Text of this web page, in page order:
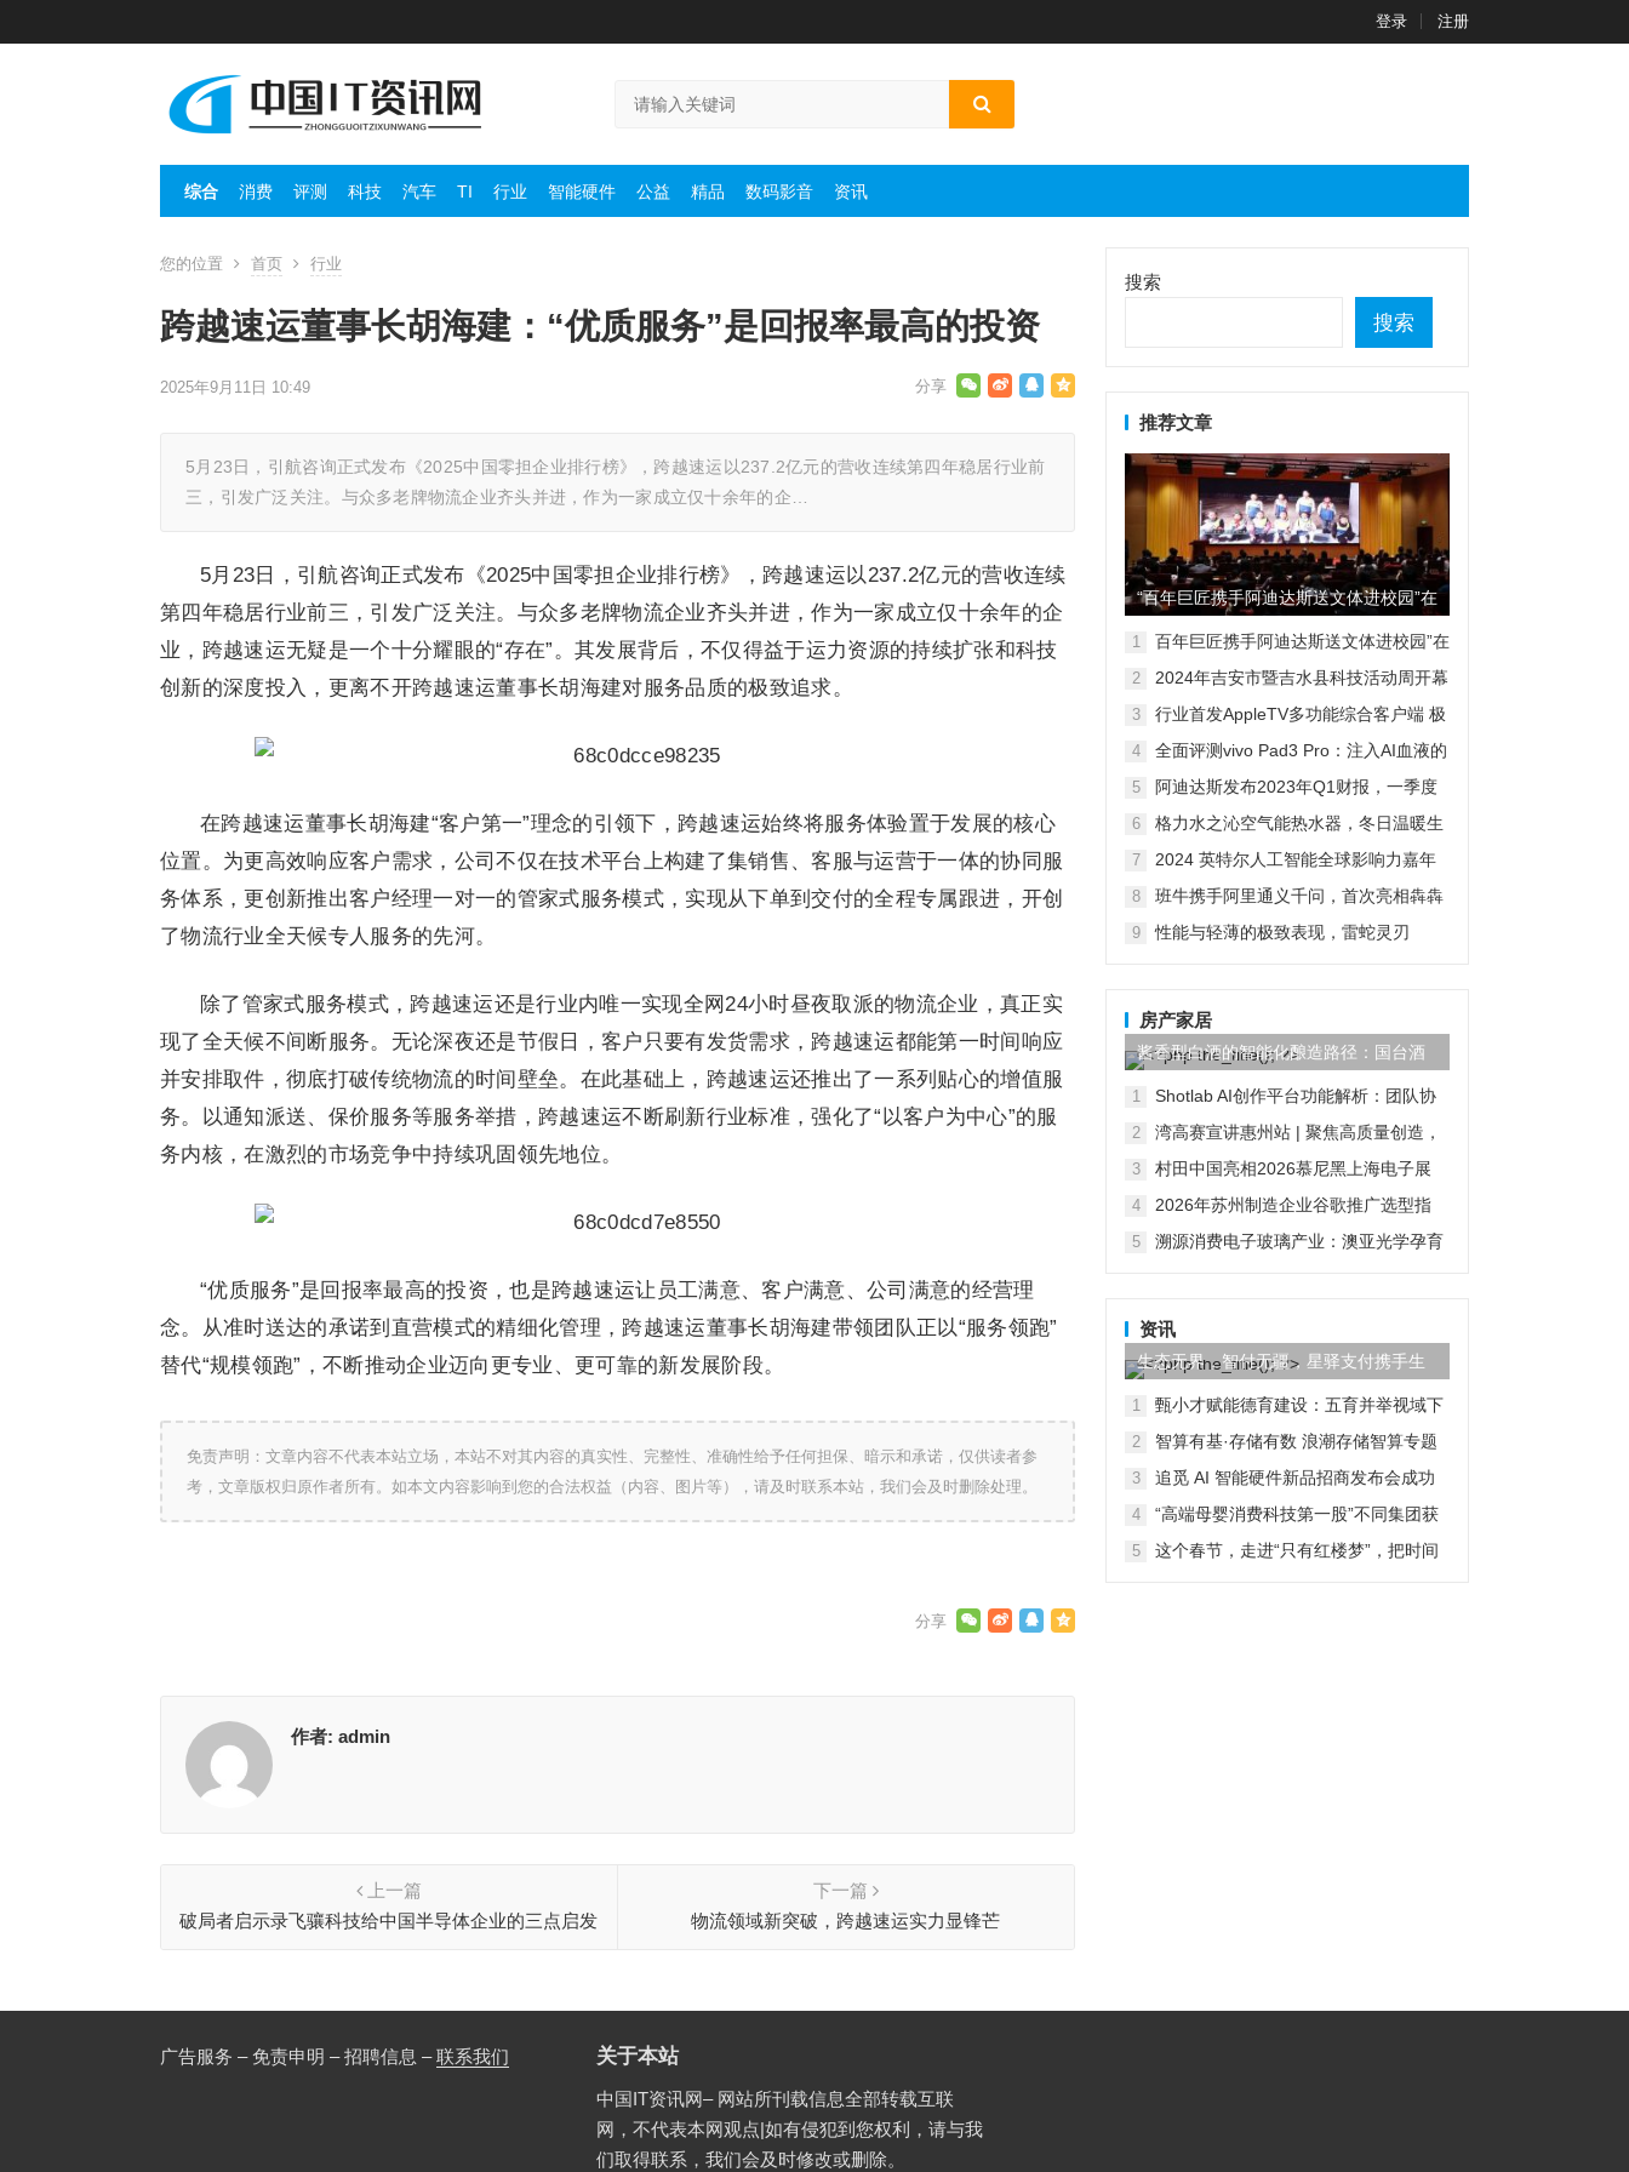
登录 注册
综合 消费 评测 科技 汽车 TI 行业 智能硬件 公益 精品 数码影音 资讯
您的位置 首页 行业
跨越速运董事长胡海建：“优质服务”是回报率最高的投资
2025年9月11日 10:49
5月23日，引航咨询正式发布《2025中国零担企业排行榜》，跨越速运以237.2亿元的营收连续第四年稳居行业前
三，引发广泛关注。与众多老牌物流企业齐头并进，作为一家成立仅十余年的企…
5月23日，引航咨询正式发布《2025中国零担企业排行榜》，跨越速运以237.2亿元的营收连续
第四年稳居行业前三，引发广泛关注。与众多老牌物流企业齐头并进，作为一家成立仅十余年的企
业，跨越速运无疑是一个十分耀眼的“存在”。其发展背后，不仅得益于运力资源的持续扩张和科技
创新的深度投入，更离不开跨越速运董事长胡海建对服务品质的极致追求。
在跨越速运董事长胡海建“客户第一”理念的引领下，跨越速运始终将服务体验置于发展的核心
位置。为更高效响应客户需求，公司不仅在技术平台上构建了集销售、客服与运营于一体的协同服
务体系，更创新推出客户经理一对一的管家式服务模式，实现从下单到交付的全程专属跟进，开创
了物流行业全天候专人服务的先河。
除了管家式服务模式，跨越速运还是行业内唯一实现全网24小时昼夜取派的物流企业，真正实
现了全天候不间断服务。无论深夜还是节假日，客户只要有发货需求，跨越速运都能第一时间响应
并安排取件，彻底打破传统物流的时间壁垒。在此基础上，跨越速运还推出了一系列贴心的增值服
务。以通知派送、保价服务等服务举措，跨越速运不断刷新行业标准，强化了“以客户为中心”的服
务内核，在激烈的市场竞争中持续巩固领先地位。
“优质服务”是回报率最高的投资，也是跨越速运让员工满意、客户满意、公司满意的经营理
念。从准时送达的承诺到直营模式的精细化管理，跨越速运董事长胡海建带领团队正以“服务领跑”
替代“规模领跑”，不断推动企业迈向更专业、更可靠的新发展阶段。
免责声明：文章内容不代表本站立场，本站不对其内容的真实性、完整性、准确性给予任何担保、暗示和承诺，仅供读者参
考，文章版权归原作者所有。如本文内容影响到您的合法权益（内容、图片等），请及时联系本站，我们会及时删除处理。
作者: admin
上一篇
破局者启示录飞骧科技给中国半导体企业的三点启发
下一篇
物流领域新突破，跨越速运实力显锋芒
搜索
搜索
推荐文章
“百年巨匠携手阿迪达斯送文体进校园”在
京启动
1
百年巨匠携手阿迪达斯送文体进校园”在
2
2024年吉安市暨吉水县科技活动周开幕
3
行业首发AppleTV多功能综合客户端 极
4
全面评测vivo Pad3 Pro：注入AI血液的
5
阿迪达斯发布2023年Q1财报，一季度
6
格力水之沁空气能热水器，冬日温暖生
7
2024 英特尔人工智能全球影响力嘉年
8
班牛携手阿里通义千问，首次亮相犇犇
满落幕
9
性能与轻薄的极致表现，雷蛇灵刃
房产家居
酱香型白酒的智能化酿造路径：国台酒
的技术积累与产品布局
1
Shotlab AI创作平台功能解析：团队协
2
湾高赛宣讲惠州站 | 聚焦高质量创造，
3
村田中国亮相2026慕尼黑上海电子展
界新生
4
2026年苏州制造企业谷歌推广选型指
5
溯源消费电子玻璃产业：澳亚光学孕育
资讯
生态无界，智付无疆，星驿支付携手生
态伙伴共创全球数字商业
1
甄小才赋能德育建设：五育并举视域下
2
智算有基·存储有数 浪潮存储智算专题
动圆满举办
3
追觅 AI 智能硬件新品招商发布会成功
4
“高端母婴消费科技第一股”不同集团获
5
这个春节，走进“只有红楼梦”，把时间
广告服务 – 免责申明 – 招聘信息 –联系我们 关于本站
中国IT资讯网– 网站所刊载信息全部转载互联
网，不代表本网观点|如有侵犯到您权利，请与我
们取得联系，我们会及时修改或删除。